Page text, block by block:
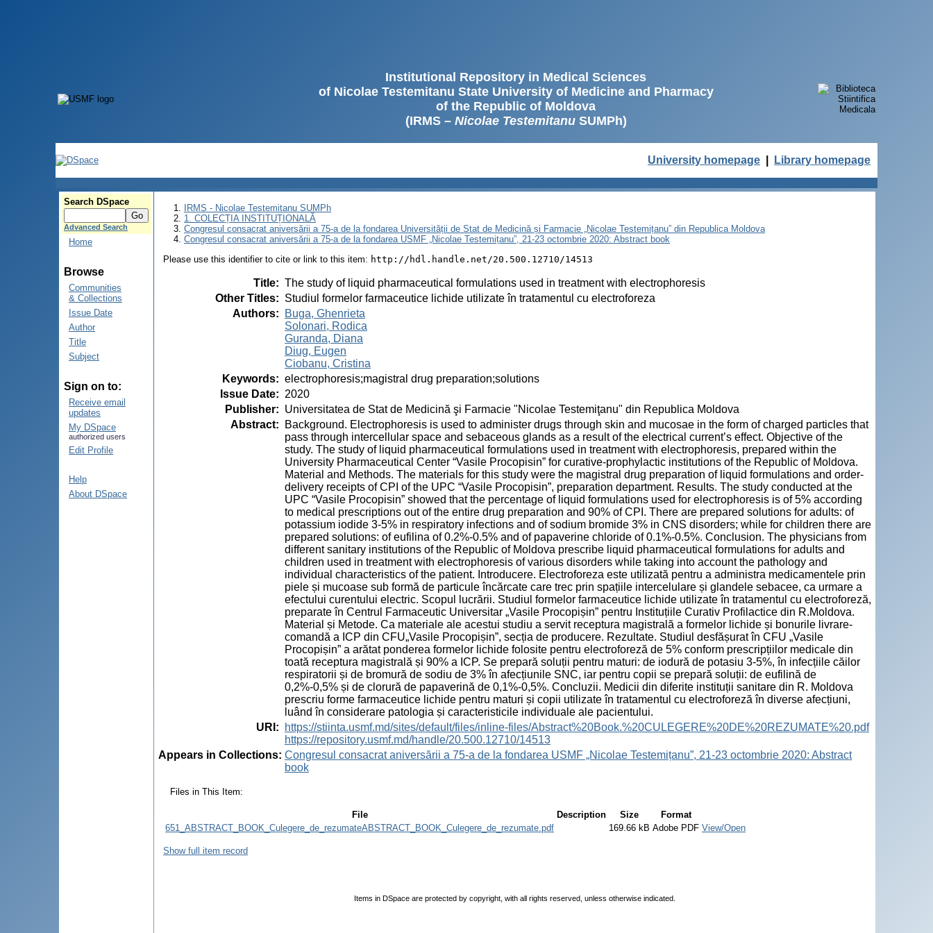
Institutional Repository in Medical Sciences
of Nicolae Testemitanu State University of Medicine and Pharmacy
of the Republic of Moldova
(IRMS – Nicolae TestemitanuSUMPh)
University homepage Library homepage
Search DSpace
Advanced Search
Home
Browse
Communities
& Collections
Issue Date
Author
Title
Subject
Sign on to:
Receive email
updates
My DSpace
authorized users
Edit Profile
Help
About DSpace
IRMS - Nicolae Testemitanu SUMPh
1. COLECȚIA INSTITUȚIONALĂ
Congresul consacrat aniversării a 75-a de la fondarea Universității de Stat de Medicină și Farmacie „Nicolae Testemițanu” din Republica Moldova
Congresul consacrat aniversării a 75-a de la fondarea USMF „Nicolae Testemițanu”, 21-23 octombrie 2020: Abstract book
Please use this identifier to cite or link to this item: http://hdl.handle.net/20.500.12710/14513
Title: The study of liquid pharmaceutical formulations used in treatment with electrophoresis
Other Titles: Studiul formelor farmaceutice lichide utilizate în tratamentul cu electroforeza
Authors:
Buga, Ghenrieta
Solonari, Rodica
Guranda, Diana
Diug, Eugen
Ciobanu, Cristina
Keywords: electrophoresis;magistral drug preparation;solutions
Issue Date: 2020
Publisher: Universitatea de Stat de Medicină şi Farmacie "Nicolae Testemiţanu" din Republica Moldova
Abstract:
Background. Electrophoresis is used to administer drugs through skin and mucosae in the form of charged particles that
pass through intercellular space and sebaceous glands as a result of the electrical current’s effect. Objective of the
study. The study of liquid pharmaceutical formulations used in treatment with electrophoresis, prepared within the
University Pharmaceutical Center “Vasile Procopisin” for curative-prophylactic institutions of the Republic of Moldova.
Material and Methods. The materials for this study were the magistral drug preparation of liquid formulations and order-
delivery receipts of CPI of the UPC “Vasile Procopisin”, preparation department. Results. The study conducted at the
UPC “Vasile Procopisin” showed that the percentage of liquid formulations used for electrophoresis is of 5% according
to medical prescriptions out of the entire drug preparation and 90% of CPI. There are prepared solutions for adults: of
potassium iodide 3-5% in respiratory infections and of sodium bromide 3% in CNS disorders; while for children there are
prepared solutions: of eufilina of 0.2%-0.5% and of papaverine chloride of 0.1%-0.5%. Conclusion. The physicians from
different sanitary institutions of the Republic of Moldova prescribe liquid pharmaceutical formulations for adults and
children used in treatment with electrophoresis of various disorders while taking into account the pathology and
individual characteristics of the patient. Introducere. Electroforeza este utilizată pentru a administra medicamentele prin
piele și mucoase sub formă de particule încărcate care trec prin spațiile intercelulare și glandele sebacee, ca urmare a
efectului curentului electric. Scopul lucrării. Studiul formelor farmaceutice lichide utilizate în tratamentul cu electroforeză,
preparate în Centrul Farmaceutic Universitar „Vasile Procopișin” pentru Instituțiile Curativ Profilactice din R.Moldova.
Material și Metode. Ca materiale ale acestui studiu a servit receptura magistrală a formelor lichide și bonurile livrare-
comandă a ICP din CFU„Vasile Procopișin”, secția de producere. Rezultate. Studiul desfășurat în CFU „Vasile
Procopișin” a arătat ponderea formelor lichide folosite pentru electroforeză de 5% conform prescripțiilor medicale din
toată receptura magistrală și 90% a ICP. Se prepară soluții pentru maturi: de iodură de potasiu 3-5%, în infecțiile căilor
respiratorii și de bromură de sodiu de 3% în afecțiunile SNC, iar pentru copii se prepară soluții: de eufilină de
0,2%-0,5% și de clorură de papaverină de 0,1%-0,5%. Concluzii. Medicii din diferite instituții sanitare din R. Moldova
prescriu forme farmaceutice lichide pentru maturi și copii utilizate în tratamentul cu electroforeză în diverse afecțiuni,
luând în considerare patologia și caracteristicile individuale ale pacientului.
URI :
https://stiinta.usmf.md/sites/default/files/inline-files/Abstract%20Book.%20CULEGERE%20DE%20REZUMATE%20.pdf
https://repository.usmf.md/handle/20.500.12710/14513
Appears in Collections: Congresul consacrat aniversării a 75-a de la fondarea USMF „Nicolae Testemițanu”, 21-23 octombrie 2020: Abstract
book
Files in This Item:
File Description Size
Format
651_ABSTRACT_BOOK_Culegere_de_rezumateABSTRACT_BOOK_Culegere_de_rezumate.pdf
169.66 kB Adobe PDF View/Open
Show full item record
Items in DSpace are protected by copyright, with all rights reserved, unless otherwise indicated.